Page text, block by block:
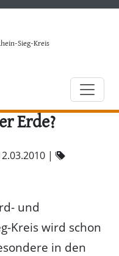
Sieg-Kreis
Erde?
|
und
Kreis wird schon
in den